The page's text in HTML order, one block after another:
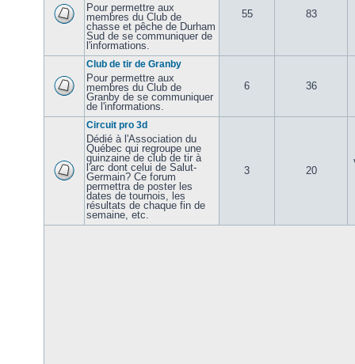
Pour permettre aux
membres du Club de
chasse et pêche de Durham
Sud de se communiquer de
l'informations.
55 83
Club de tir de Granby
Pour permettre aux
membres du Club de
Granby de se communiquer
de l'informations.
6 36
Circuit pro 3d
Dédié à l'Association du
Québec qui regroupe une
quinzaine de club de tir à
l'arc dont celui de Salut-
Germain? Ce forum
permettra de poster les
dates de tournois, les
résultats de chaque fin de
semaine, etc.
3 20